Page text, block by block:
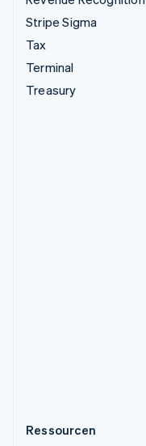
Stripe Sigma
Tax
Terminal
Treasury
Ressourcen